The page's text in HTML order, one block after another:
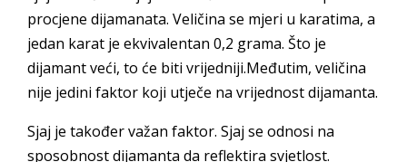
procjene dijamanata. Veličina se mjeri u karatima, a
jedan karat je ekvivalentan 0,2 grama. Što je
dijamant veći, to će biti vrijedniji.Međutim, veličina
nije jedini faktor koji utječe na vrijednost dijamanta.
Sjaj je također važan faktor. Sjaj se odnosi na
sposobnost dijamanta da reflektira svjetlost.